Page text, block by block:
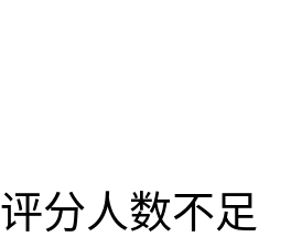
评分人数不足